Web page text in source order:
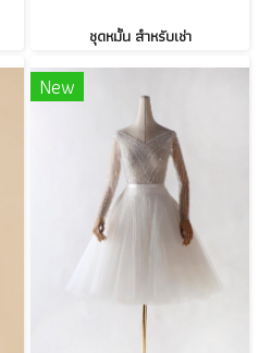
ชุดหมั้น สำหรับเช่า
New